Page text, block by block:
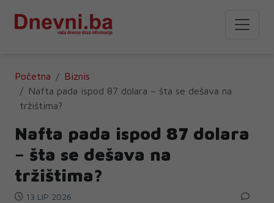
Početna
Biznis
Nafta pada ispod 87 dolara – šta se dešava na
tržištima?
Nafta pada ispod 87 dolara
– šta se dešava na
tržištima?
13 LIP 2026